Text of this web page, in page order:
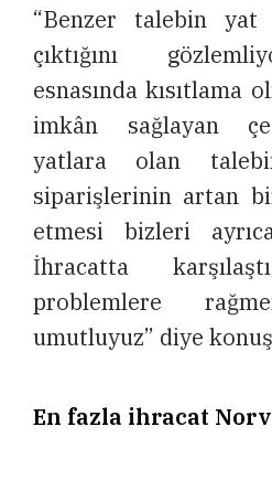
“Benzer talebin yat
çıktığını
esnasında kısıtlama
imkân sağlayan
yatlara olan
siparişlerinin artan
etmesi bizleri
İhracatta
problemlere
umutluyuz” diye
En fazla ihracat